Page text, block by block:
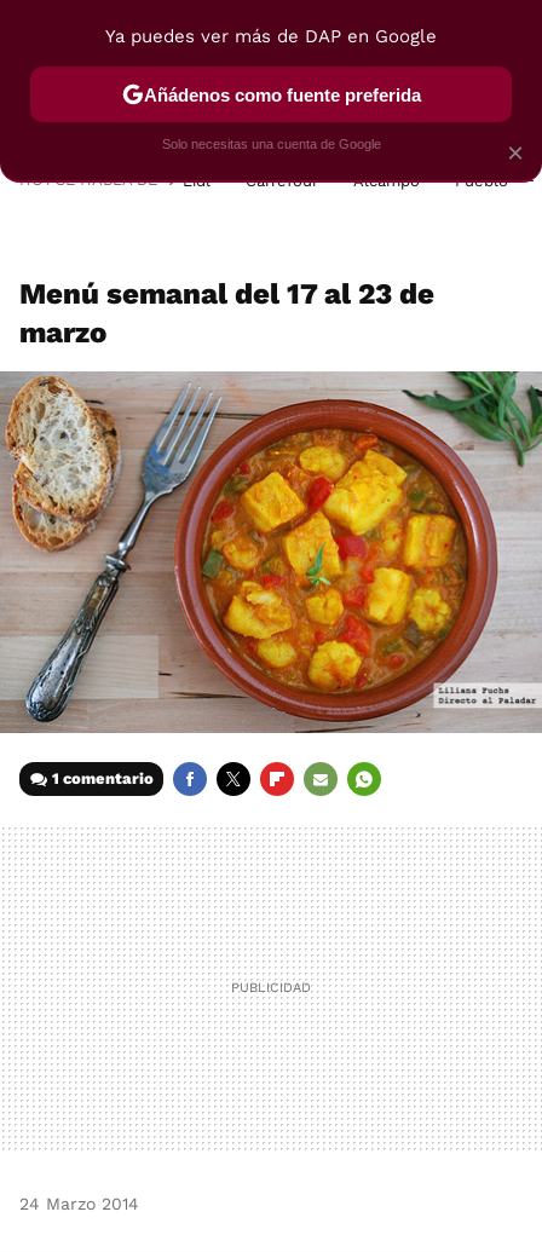
POSTRES VIAJES SELECCIÓN VEGUI
HOY SE HABLA DE Lidl Carrefour Alcampo Pueblo
Menú semanal del 17 al 23 de
marzo
1 comentario
MAIL
24 Marzo 2014
×
Ya puedes ver más de DAP en Google
Añádenos como fuente preferida
Solo necesitas una cuenta de Google